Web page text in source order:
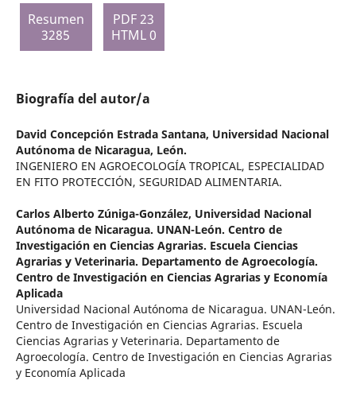
Resumen
3285
PDF 23
HTML 0
Biografía del autor/a
David Concepción Estrada Santana, Universidad Nacional
Autónoma de Nicaragua, León.
INGENIERO EN AGROECOLOGÍA TROPICAL, ESPECIALIDAD
EN FITO PROTECCIÓN, SEGURIDAD ALIMENTARIA.
Carlos Alberto Zúniga-González, Universidad Nacional
Autónoma de Nicaragua. UNAN-León. Centro de
Investigación en Ciencias Agrarias. Escuela Ciencias
Agrarias y Veterinaria. Departamento de Agroecología.
Centro de Investigación en Ciencias Agrarias y Economía
Aplicada
Universidad Nacional Autónoma de Nicaragua. UNAN-León.
Centro de Investigación en Ciencias Agrarias. Escuela
Ciencias Agrarias y Veterinaria. Departamento de
Agroecología. Centro de Investigación en Ciencias Agrarias
y Economía Aplicada